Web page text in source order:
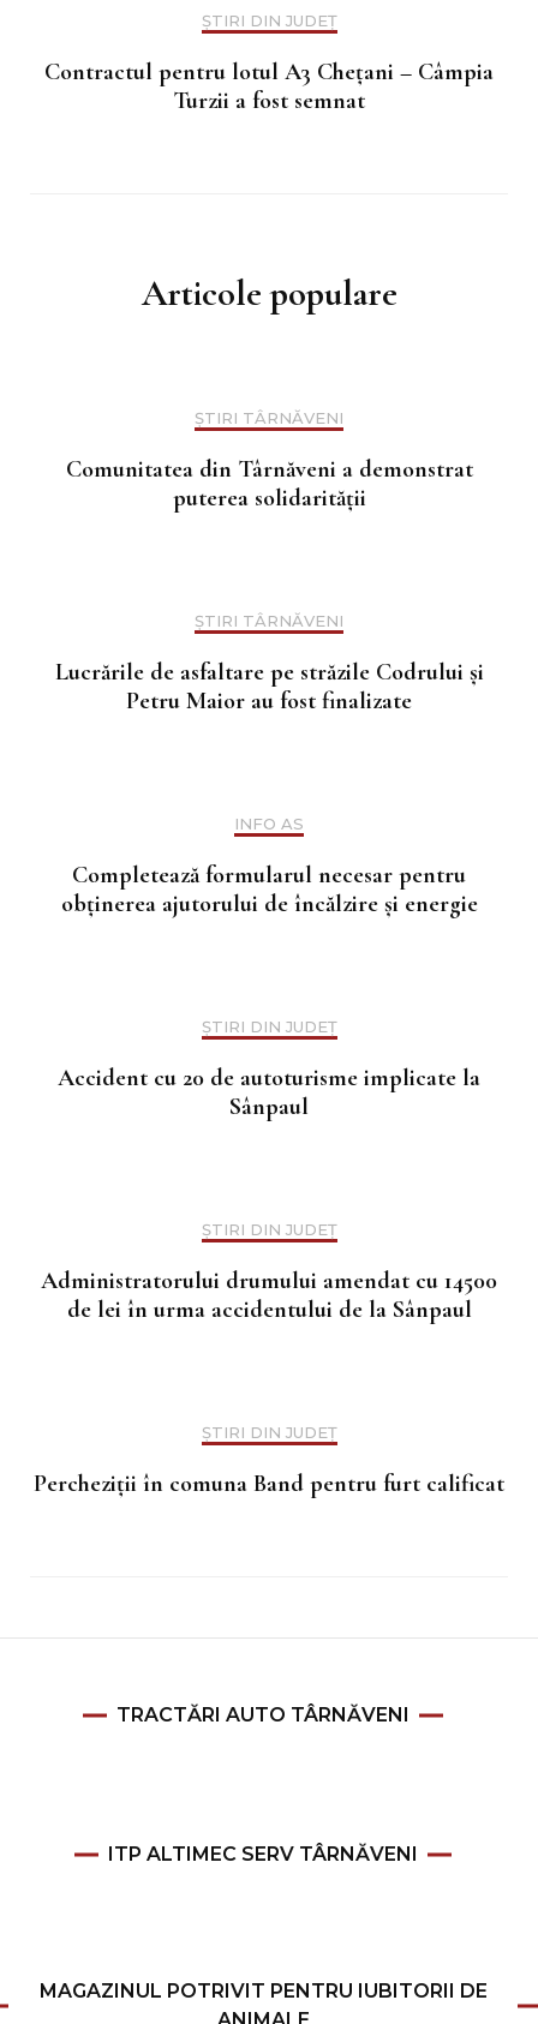
ȘTIRI DIN JUDEȚ
Contractul pentru lotul A3 Chețani – Câmpia
Turzii a fost semnat
Articole populare
ȘTIRI TÂRNĂVENI
Comunitatea din Târnăveni a demonstrat
puterea solidarității
ȘTIRI TÂRNĂVENI
Lucrările de asfaltare pe străzile Codrului și
Petru Maior au fost finalizate
INFO AS
Completează formularul necesar pentru
obținerea ajutorului de încălzire și energie
ȘTIRI DIN JUDEȚ
Accident cu 20 de autoturisme implicate la
Sânpaul
ȘTIRI DIN JUDEȚ
Administratorului drumului amendat cu 14500
de lei în urma accidentului de la Sânpaul
ȘTIRI DIN JUDEȚ
Percheziții în comuna Band pentru furt calificat
TRACTĂRI AUTO TÂRNĂVENI
ITP ALTIMEC SERV TÂRNĂVENI
MAGAZINUL POTRIVIT PENTRU IUBITORII DE